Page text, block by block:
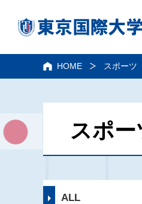
HOME スポーツ
スポ
ALL